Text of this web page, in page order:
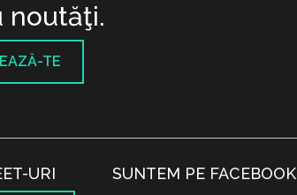
noutăţi.
TE
URI SUNTEM PE FACEBOOK